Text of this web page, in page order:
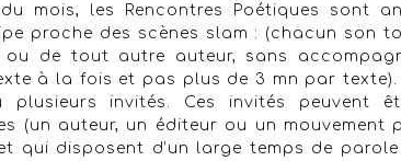
mois, les Rencontres Poétiques sont
proche des scènes slam : (chacun son
de tout autre auteur, sans
à la fois et pas plus de 3 mn par
invités. Ces invités peuvent
(un auteur, un éditeur ou un mouvement
qui disposent d’un large temps de